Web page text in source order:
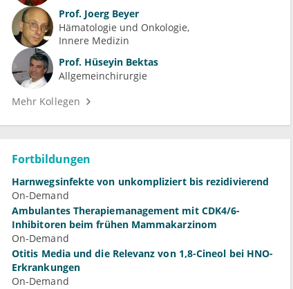
Prof. Joerg Beyer
Hämatologie und Onkologie
Innere Medizin
Prof. Hüseyin Bektas
Allgemeinchirurgie
Mehr Kollegen
Fortbildungen
Harnwegsinfekte von unkompliziert bis rezidivierend
On-Demand
Ambulantes Therapiemanagement mit CDK4/6-
Inhibitoren beim frühen Mammakarzinom
On-Demand
Otitis Media und die Relevanz von 1,8-Cineol bei HNO-
Erkrankungen
On-Demand